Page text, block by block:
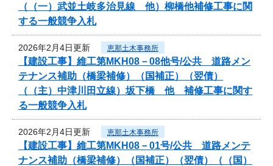
（（一）武並土岐多治見線 他）柳橋他補修工事に関
する一般競争入札
2026年2月4日更新 恵那土木事務所
【建設工事】維工第MKH08－08他号/公共 道路メン
テナンス補助（橋梁補修）（国補正）（翌債）
（（主）中津川田立線）坂下橋 他 補修工事に関す
る一般競争入札
2026年2月4日更新 恵那土木事務所
【建設工事】維工第MKH08－01号/公共 道路メンテ
ナンス補助（橋梁補修）（国補正）（翌債）（（国）